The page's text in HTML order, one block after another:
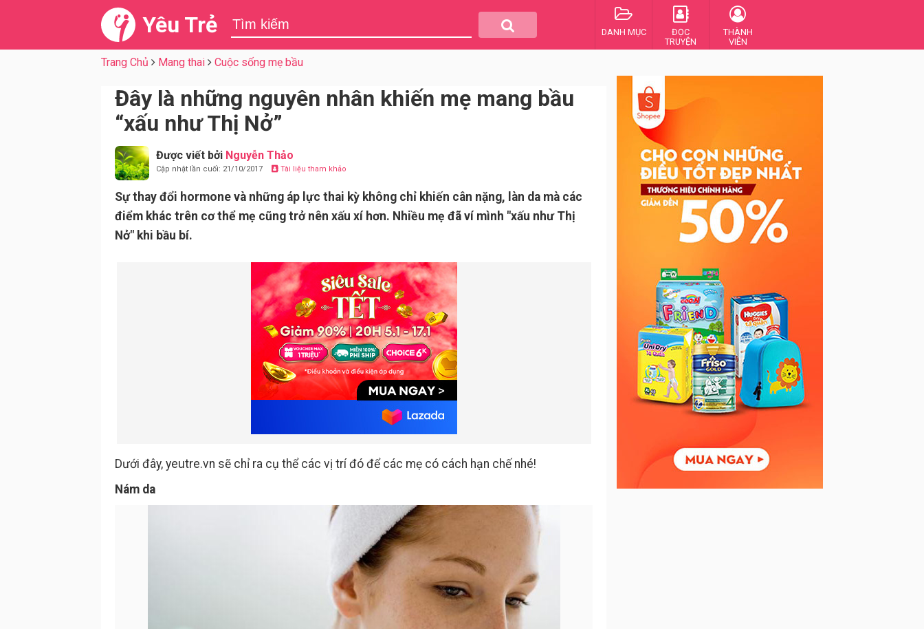
Yêu Trẻ DANH MỤC
ĐỌC
TRUYỆN
THÀNH
VIÊN
Trang Chủ Mang thai Cuộc sống mẹ bầu
Đây là những nguyên nhân khiến mẹ mang bầu
“xấu như Thị Nở”
Được viết bởi Nguyễn Thảo
Cập nhật lần cuối: 21/10/2017 Tài liệu tham khảo
Sự thay đổi hormone và những áp lực thai kỳ không chỉ khiến cân nặng, làn da mà các
điểm khác trên cơ thể mẹ cũng trở nên xấu xí hơn. Nhiều mẹ đã ví mình "xấu như Thị
Nở" khi bầu bí.
Dưới đây, yeutre.vn sẽ chỉ ra cụ thể các vị trí đó để các mẹ có cách hạn chế nhé!
Nám da